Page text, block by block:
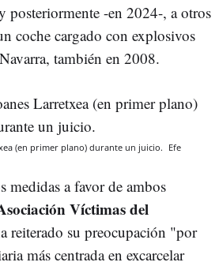
posteriormente -en 2024-, a otros
coche cargado con explosivos
también en 2008.
(en primer plano) durante un juicio. Efe
medidas a favor de ambos
Víctimas del
reiterado su preocupación "por
más centrada en excarcelar